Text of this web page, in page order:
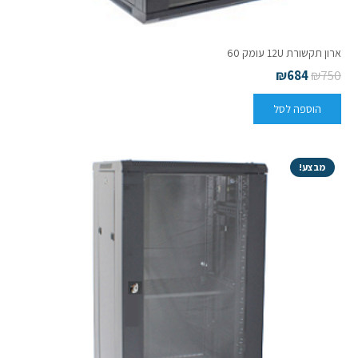
ארון תקשורת 12U עומק 60
₪750
₪684
הוספה לסל
מבצע!